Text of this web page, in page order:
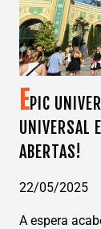
EPIC
UNIVERSAL
ABERTAS!
22/05/2025
A espera